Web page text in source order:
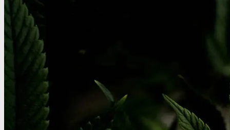
Olie Bonger / Rigs
Tjubanger
Chillum
Piber
Bonghoveder
SG14
Sniff & Snus